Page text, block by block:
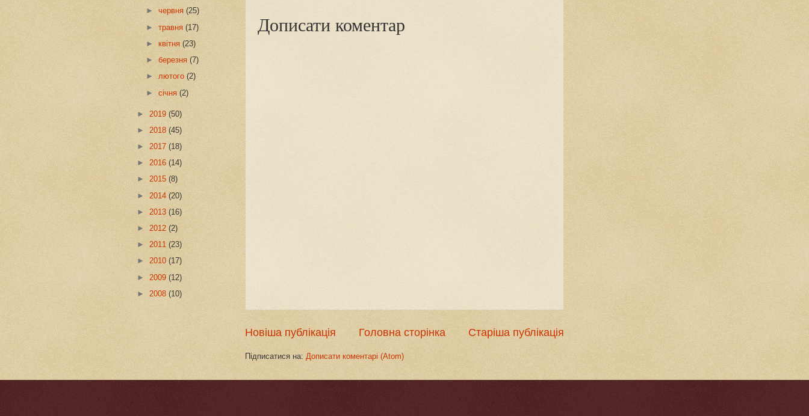
Дописати коментар
Новіша публікація Старіша публікація
Головна сторінка
Підписатися на: Дописати коментарі (Atom)
►червня(25)
►травня(17)
►квітня(23)
►березня(7)
►лютого(2)
►січня(2)
► 2019 (50)
► 2018 (45)
► 2017 (18)
► 2016 (14)
► 2015 (8)
► 2014 (20)
► 2013 (16)
► 2012 (2)
► 2011 (23)
► 2010 (17)
► 2009 (12)
► 2008 (10)